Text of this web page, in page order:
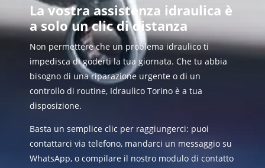
La vostra assistenza idraulica è
a solo un clic di distanza
Non permettere che un problema idraulico ti
impedisca di goderti la tua giornata. Che tu abbia
bisogno di una riparazione urgente o di un
controllo di routine, Idraulico Torino è a tua
disposizione.
Basta un semplice clic per raggiungerci: puoi
contattarci via telefono, mandarci un messaggio su
WhatsApp, o compilare il nostro modulo di contatto